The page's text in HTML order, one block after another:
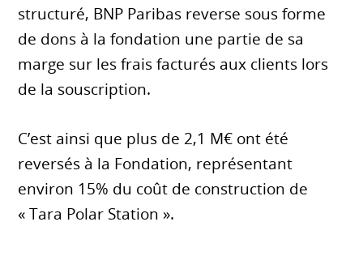
structuré, BNP Paribas reverse sous forme
de dons à la fondation une partie de sa
marge sur les frais facturés aux clients lors
de la souscription.
C’est ainsi que plus de 2,1 M€ ont été
reversés à la Fondation, représentant
environ 15% du coût de construction de
« Tara Polar Station ».